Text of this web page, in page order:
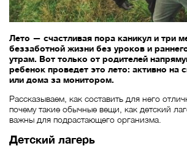
Лето — счастливая пора каникул и три
беззаботной жизни без уроков и
утрам. Вот только от родителей
ребенок проведет это лето: активно на
или дома за монитором.
Рассказываем, как составить для него
почему такие обычные вещи, как детский
важны для подрастающего организма.
Детский лагерь